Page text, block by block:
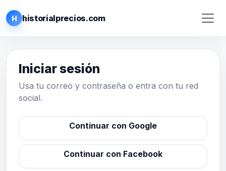
H historialprecios.com
Iniciar sesión
Usa tu correo y contraseña o entra con tu red
social.
Continuar con Google
Continuar con Facebook